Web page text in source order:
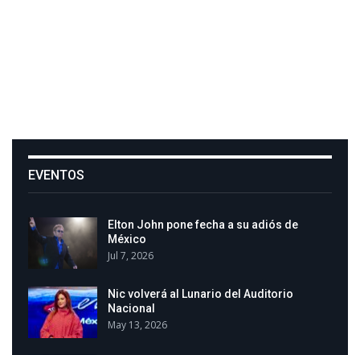
EVENTOS
Elton John pone fecha a su adiós de
México
Jul 7, 2026
Nic volverá al Lunario del Auditorio
Nacional
May 13, 2026